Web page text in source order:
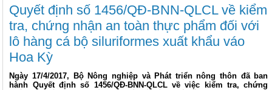
Quyết định số 1456/QĐ-BNN-QLCL về kiểm
tra, chứng nhận an toàn thực phẩm đối với
lô hàng cá bộ siluriformes xuất khẩu váo
Hoa Kỳ
Ngày 17/4/2017, Bộ Nông nghiệp và Phát triển nông thôn đã ban
hành Quyết định số 1456/QĐ-BNN-QLCL về việc kiểm tra, chứng